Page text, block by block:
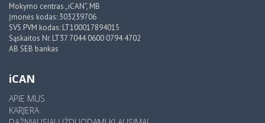
Mokymo centras „iCAN”, MB
Įmonės kodas: 303239706
SVS PVM kodas: LT100017894015
Sąskaitos Nr. LT37 7044 0600 0794 4702
AB SEB bankas
iCAN
APIE MUS
KARJERA